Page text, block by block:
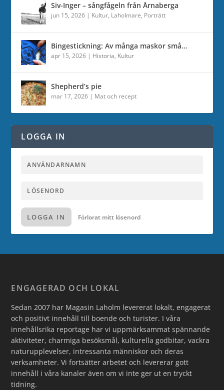
Siv-Inger – sångfågeln från Årnaberga
jun 15, 2026 | Kultur, Laholmare, Porträtt
Bingestickning: Av många maskor små…
apr 15, 2026 | Historia, Kultur
Shepherd’s pie
mar 17, 2026 | Mat och recept
LOGGA IN
LOGGA IN Förlorat mitt lösenord
ENGAGERAD OCH LOKAL
Sedan 2007 har Magasin Laholm levererat lokalt, engagerat
och positivt innehåll till boende och turister. I våra
innehållsrika reportage har vi uppmärksammat spännande
aktiviteter, charmiga besöksmål, kulturella godbitar, vackra
naturupplevelser, intressanta människor och deras
verksamheter. Vi fortsätter arbetet och levererar gott
innehåll i våra kanaler även om vi inte ger ut en tryckt
tidning.